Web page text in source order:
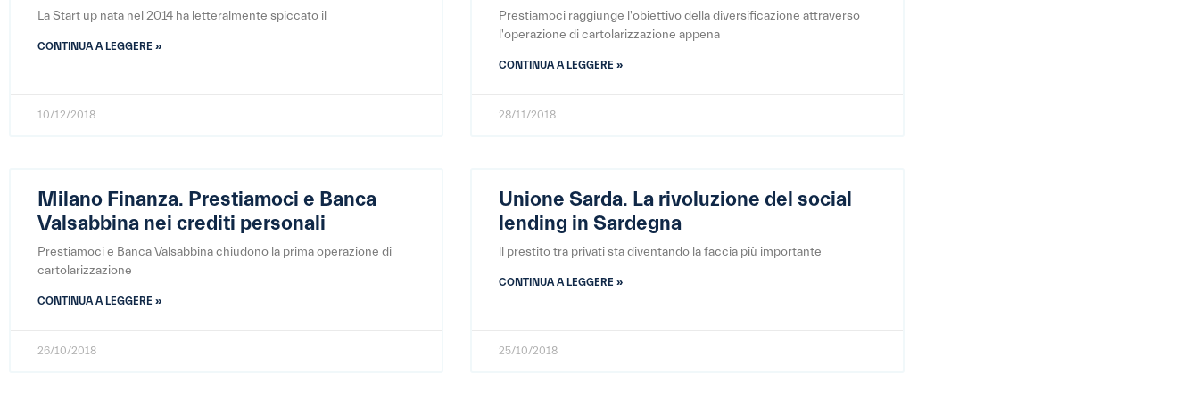
La Start up nata nel 2014 ha letteralmente spiccato il
CONTINUA A LEGGERE »
10/12/2018
Prestiamoci raggiunge l'obiettivo della diversificazione attraverso
l'operazione di cartolarizzazione appena
CONTINUA A LEGGERE »
28/11/2018
Milano Finanza. Prestiamoci e Banca
Valsabbina nei crediti personali
Prestiamoci e Banca Valsabbina chiudono la prima operazione di
cartolarizzazione
CONTINUA A LEGGERE »
26/10/2018
Unione Sarda. La rivoluzione del social
lending in Sardegna
ll prestito tra privati sta diventando la faccia più importante
CONTINUA A LEGGERE »
25/10/2018